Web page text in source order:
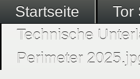
Startseite
Tor
Technische
Perimeter